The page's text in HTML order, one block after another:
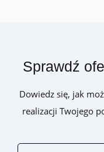
Sprawdź
Dowiedz się, jak
realizacji Twojego